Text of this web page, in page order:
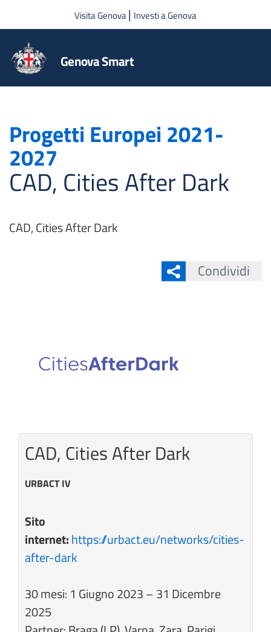
Salta al contenuto principale
Visita Genova| Investi a Genova
Genova Smart
Progetti Europei 2021-
2027
CAD, Cities After Dark
CAD, Cities After Dark
Condividi
CAD, Cities After Dark
URBACT IV
Sito
internet:https://urbact.eu/networks/cities-
after-dark
30 mesi: 1 Giugno 2023 – 31 Dicembre
2025